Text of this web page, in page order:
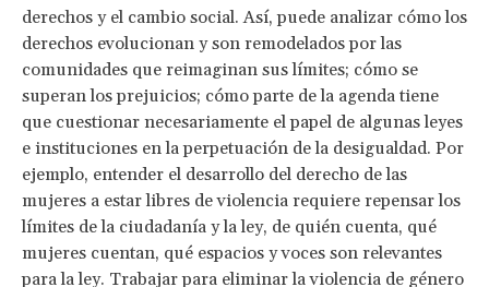
derechos y el cambio social. Así, puede analizar cómo los
derechos evolucionan y son remodelados por las
comunidades que reimaginan sus límites; cómo se
superan los prejuicios; cómo parte de la agenda tiene
que cuestionar necesariamente el papel de algunas leyes
e instituciones en la perpetuación de la desigualdad. Por
ejemplo, entender el desarrollo del derecho de las
mujeres a estar libres de violencia requiere repensar los
límites de la ciudadanía y la ley, de quién cuenta, qué
mujeres cuentan, qué espacios y voces son relevantes
para la ley. Trabajar para eliminar la violencia de género